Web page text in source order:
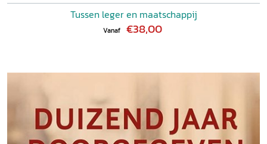
Tussen leger en maatschappij
Vanaf €38,00